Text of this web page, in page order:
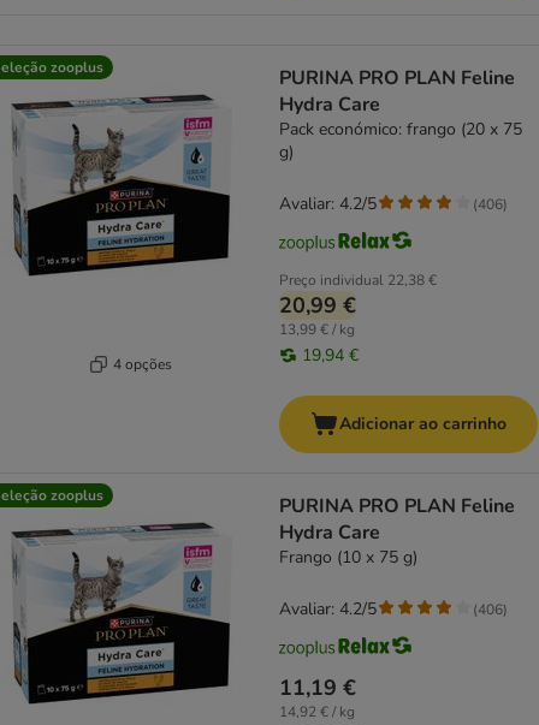
zooplus
4 opções
PURINA PRO PLAN Feline
Hydra Care
Pack económico: frango (20 x 75
g)
Preço individual 22,38 €
20,99 €
13,99 € / kg
19,94 €
Avaliar: 4.2/5 (406)
Adicionar ao carrinho
zooplus
PURINA PRO PLAN Feline
Hydra Care
Frango (10 x 75 g)
11,19 €
14,92 € / kg
Avaliar: 4.2/5 (406)